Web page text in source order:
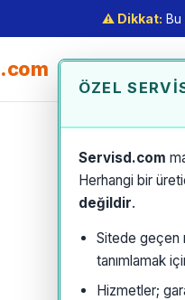
⚠️ Dikkat: Bu
ÖZEL
Servisd.com
Herhangi bir
değildir.
Sitede geçen
tanımlamak
Hizmetler;
.com